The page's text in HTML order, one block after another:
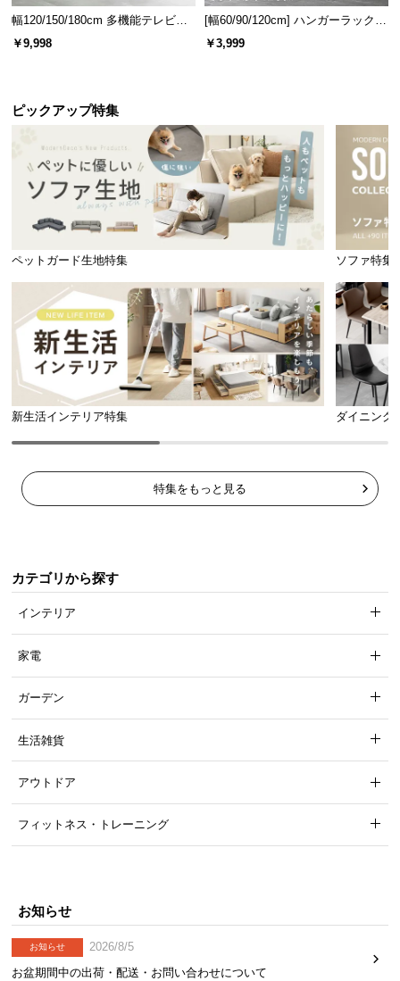
幅120/150/180cm 多機能テレビボ
ード 木目/石目調 オープン収納・
￥9,998
[幅60/90/120cm] ハンガーラック
スチール 4段階高さ調節 サイドフ
￥3,999
ピックアップ特集
ペットガード生地特集 ソファ特集
新生活インテリア特集 ダイニング
特集をもっと見る
カテゴリから探す
インテリア
家電
ガーデン
生活雑貨
アウトドア
フィットネス・トレーニング
お知らせ
お知らせ
2026/8/5
お盆期間中の出荷・配送・お問い合わせについて